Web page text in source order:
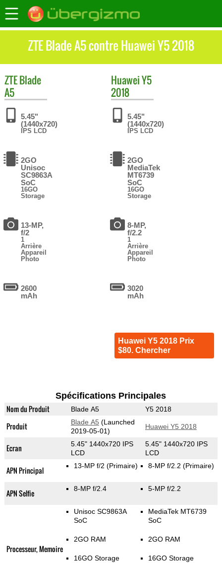
ZTE Blade A5 contre Huawei Y5 2018
ZTEBlade
A5
5.45"
(1440x720)
IPS LCD
2GO
Unisoc
SC9863A
SoC
16GO
Storage
13-MP,
f/2
1
Arrière
Appareil
Photo
2600
mAh
HuaweiY5
2018
5.45"
(1440x720)
IPS LCD
2GO
MediaTek
MT6739
SoC
16GO
Storage
8-MP,
f/2.2
1
Arrière
Appareil
Photo
3020
mAh
Huawei Y5 2018 Prix
$80. Chercher
Spécifications Principales
Nom du Produit Blade A5 Y5 2018
Produit Blade A5 (Launched
2019-05-01)
Huawei Y5 2018
Ecran
5.45" 1440x720 IPS
LCD
5.45" 1440x720 IPS
LCD
APN Principal 13-MP f/2 (Primaire) 8-MP f/2.2 (Primaire)
APN Selfie 8-MP f/2.4 5-MP f/2.2
Processeur, Memoire
Unisoc SC9863A
SoC
2GO RAM
16GO Storage
MediaTek MT6739
SoC
2GO RAM
16GO Storage